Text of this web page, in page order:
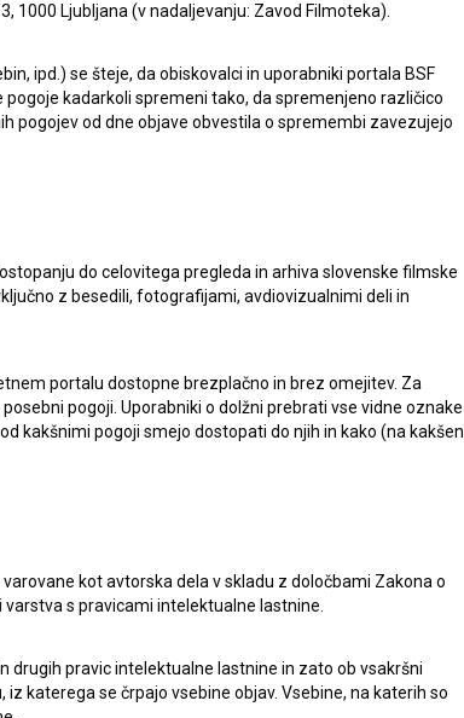
soV
Košarkar naj bo (2017)
1000 Ljubljana (v nadaljevanju: Zavod Filmoteka).
ipd.) se šteje, da obiskovalci in uporabniki portala BSF
kadarkoli spremeni tako, da spremenjeno različico
pogojev od dne objave obvestila o spremembi zavezujejo
do celovitega pregleda in arhiva slovenske filmske
z besedili, fotografijami, avdiovizualnimi deli in
portalu dostopne brezplačno in brez omejitev. Za
pogoji. Uporabniki o dolžni prebrati vse vidne oznake
kakšnimi pogoji smejo dostopati do njih in kako (na kakšen
kot avtorska dela v skladu z določbami Zakona o
s pravicami intelektualne lastnine.
drugih pravic intelektualne lastnine in zato ob vsakršni
katerega se črpajo vsebine objav. Vsebine, na katerih so